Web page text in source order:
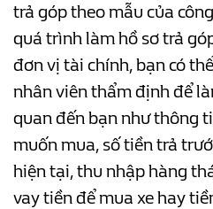
trả góp theo mẫu của
quá trình làm hồ sơ trả
đơn vị tài chính, bạn có
nhân viên thẩm định để
quan đến bạn như thông
muốn mua, số tiền trả
hiện tại, thu nhập hàng
vay tiền để mua xe hay